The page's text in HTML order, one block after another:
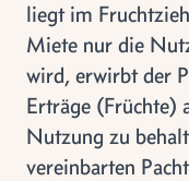
liegt im
Miete nur die
wird, erwirbt der
Erträge (Früchte)
Nutzung zu
vereinbarten